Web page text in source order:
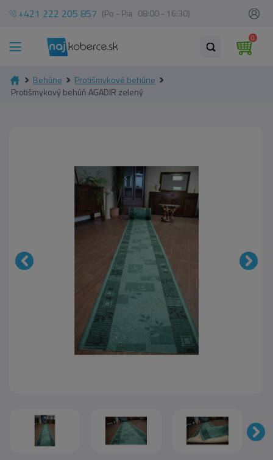
+421 222 205 857 (Po - Pia 08:00 - 16:30)
0
Behúne
Protišmykové behúne
Protišmykový behúň AGADIR zelený